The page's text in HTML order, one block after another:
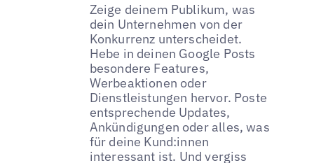
Zeige deinem Publikum, was
dein Unternehmen von der
Konkurrenz unterscheidet.
Hebe in deinen Google Posts
besondere Features,
Werbeaktionen oder
Dienstleistungen hervor. Poste
entsprechende Updates,
Ankündigungen oder alles, was
für deine Kund:innen
interessant ist. Und vergiss